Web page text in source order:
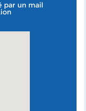
par un mail